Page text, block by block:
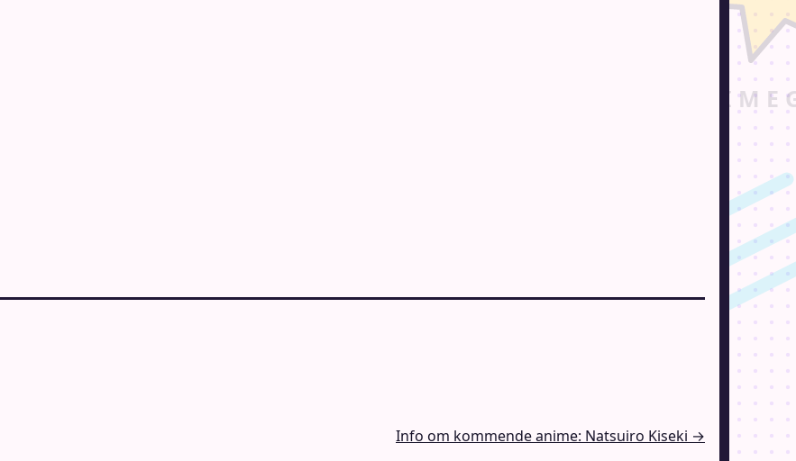
Info om kommende anime: Natsuiro Kiseki →